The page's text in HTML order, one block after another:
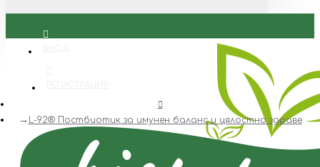
L-92® Постбиотик за имунен баланс и цялостно здраве